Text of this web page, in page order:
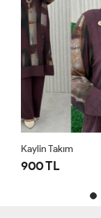
Kaylin Takım
900 TL